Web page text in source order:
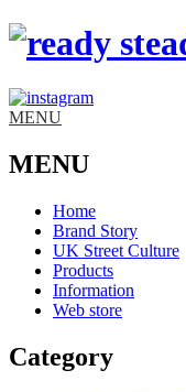
MENU
MENU
Home
Brand Story
UK Street Culture
Products
Information
Web store
Category